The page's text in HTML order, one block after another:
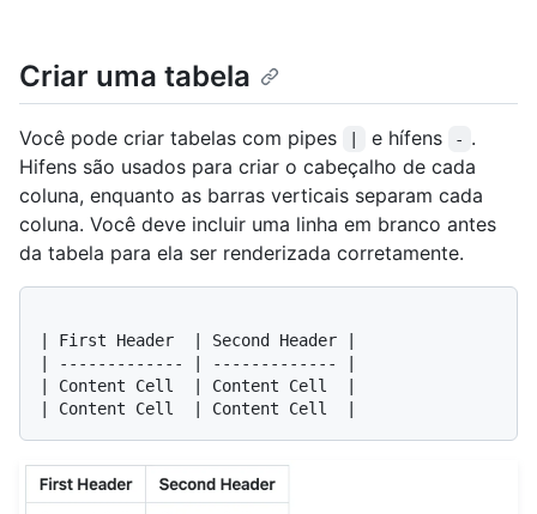
Criar uma tabela
Você pode criar tabelas com pipes e hífens - .
Hifens são usados para criar o cabeçalho de cada
coluna, enquanto as barras verticais separam cada
coluna. Você deve incluir uma linha em branco antes
da tabela para ela ser renderizada corretamente.
| First Header  | Second Header |
| ------------- | ------------- |
| Content Cell  | Content Cell  |